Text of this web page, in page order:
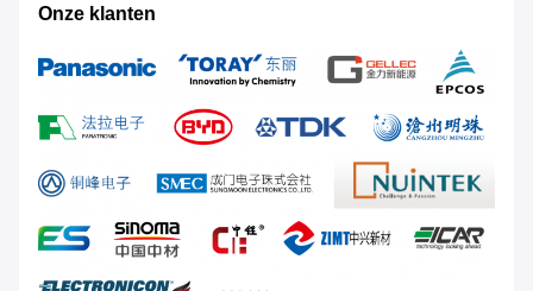
Onze klanten